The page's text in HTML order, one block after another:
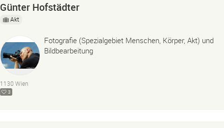
Günter Hofstädter
Akt
Fotografie (Spezialgebiet Menschen, Körper, Akt) und
Bildbearbeitung
1130 Wien
3